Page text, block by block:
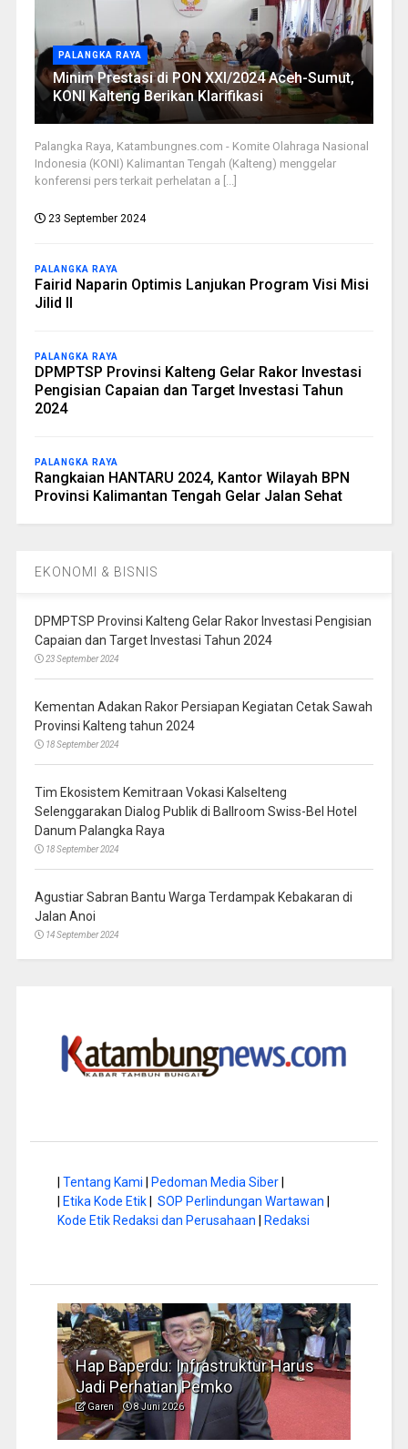
PALANGKA RAYA
Minim Prestasi di PON XXI/2024 Aceh-Sumut,
KONI Kalteng Berikan Klarifikasi
Palangka Raya, Katambungnes.com - Komite Olahraga Nasional
Indonesia (KONI) Kalimantan Tengah (Kalteng) menggelar
konferensi pers terkait perhelatan a [...]
23 September 2024
PALANGKA RAYA
Fairid Naparin Optimis Lanjukan Program Visi Misi
Jilid II
PALANGKA RAYA
DPMPTSP Provinsi Kalteng Gelar Rakor Investasi
Pengisian Capaian dan Target Investasi Tahun
2024
PALANGKA RAYA
Rangkaian HANTARU 2024, Kantor Wilayah BPN
Provinsi Kalimantan Tengah Gelar Jalan Sehat
EKONOMI & BISNIS
DPMPTSP Provinsi Kalteng Gelar Rakor Investasi Pengisian
Capaian dan Target Investasi Tahun 2024
23 September 2024
Kementan Adakan Rakor Persiapan Kegiatan Cetak Sawah
Provinsi Kalteng tahun 2024
18 September 2024
Tim Ekosistem Kemitraan Vokasi Kalselteng
Selenggarakan Dialog Publik di Ballroom Swiss-Bel Hotel
Danum Palangka Raya
18 September 2024
Agustiar Sabran Bantu Warga Terdampak Kebakaran di
Jalan Anoi
14 September 2024
| Tentang Kami | Pedoman Media Siber|
| Etika Kode Etik| SOP Perlindungan Wartawan |
Kode Etik Redaksi dan Perusahaan | Redaksi
Hap Baperdu: Infrastruktur Harus
Jadi Perhatian Pemko
Garen 8 Juni 2026